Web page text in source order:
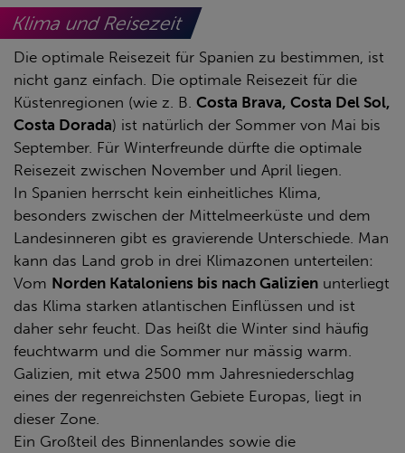
Klima und Reisezeit
Die optimale Reisezeit für Spanien zu bestimmen, ist
nicht ganz einfach. Die optimale Reisezeit für die
Küstenregionen (wie z. B. Costa Brava, Costa Del Sol,
Costa Dorada) ist natürlich der Sommer von Mai bis
September. Für Winterfreunde dürfte die optimale
Reisezeit zwischen November und April liegen.
In Spanien herrscht kein einheitliches Klima,
besonders zwischen der Mittelmeerküste und dem
Landesinneren gibt es gravierende Unterschiede. Man
kann das Land grob in drei Klimazonen unterteilen:
Vom Norden Kataloniens bis nach Galizien unterliegt
das Klima starken atlantischen Einflüssen und ist
daher sehr feucht. Das heißt die Winter sind häufig
feuchtwarm und die Sommer nur mässig warm.
Galizien, mit etwa 2500 mm Jahresniederschlag
eines der regenreichsten Gebiete Europas, liegt in
dieser Zone.
Ein Großteil des Binnenlandes sowie die